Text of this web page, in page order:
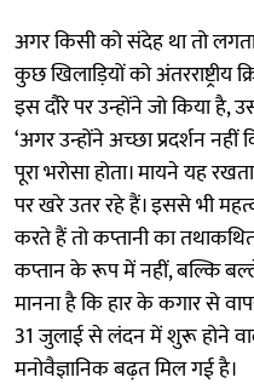
अगर किसी को संदेह था तो
कुछ खिलाड़ियों को
इस दौरे पर उन्होंने जो किया है,
‘अगर उन्होंने अच्छा प्रदर्शन नहीं
पूरा भरोसा होता। मायने यह
पर खरे उतर रहे हैं। इससे भी
करते हैं तो कप्तानी का
कप्तान के रूप में नहीं, बल्कि
मानना है कि हार के कगार से
31 जुलाई से लंदन में शुरू होने
मनोवैज्ञानिक बढ़त मिल गई है।